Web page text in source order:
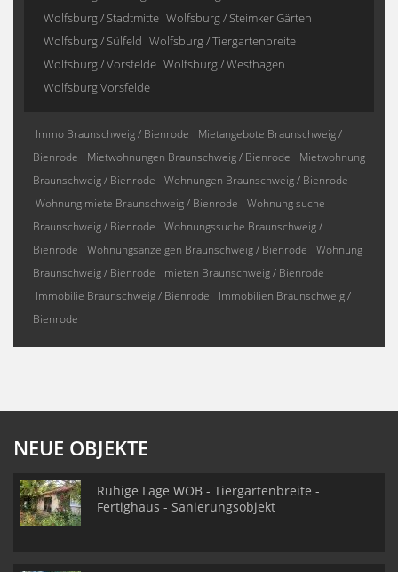
Wolfsburg / Stadtmitte Wolfsburg / Steimker Gärten
Wolfsburg / Sülfeld Wolfsburg / Tiergartenbreite
Wolfsburg / Vorsfelde Wolfsburg / Westhagen
Wolfsburg Vorsfelde
Immo Braunschweig / Bienrode
Mietangebote Braunschweig /
Bienrode
Mietwohnungen Braunschweig / Bienrode
Mietwohnung
Braunschweig / Bienrode
Wohnungen Braunschweig / Bienrode
Wohnung miete Braunschweig / Bienrode
Wohnung suche
Braunschweig / Bienrode
Wohnungssuche Braunschweig /
Bienrode
Wohnungsanzeigen Braunschweig / Bienrode
Wohnung
Braunschweig / Bienrode
mieten Braunschweig / Bienrode
Immobilie Braunschweig / Bienrode
Immobilien Braunschweig /
Bienrode
NEUE OBJEKTE
Ruhige Lage WOB - Tiergartenbreite -
Fertighaus - Sanierungsobjekt